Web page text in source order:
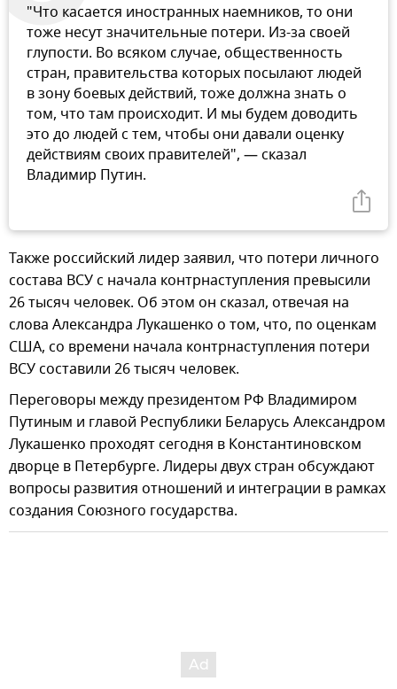
"Что касается иностранных наемников, то они
тоже несут значительные потери. Из-за своей
глупости. Во всяком случае, общественность
стран, правительства которых посылают людей
в зону боевых действий, тоже должна знать о
том, что там происходит. И мы будем доводить
это до людей с тем, чтобы они давали оценку
действиям своих правителей", — сказал
Владимир Путин.
Также российский лидер заявил, что потери личного
состава ВСУ с начала контрнаступления превысили
26 тысяч человек. Об этом он сказал, отвечая на
слова Александра Лукашенко о том, что, по оценкам
США, со времени начала контрнаступления потери
ВСУ составили 26 тысяч человек.
Переговоры между президентом РФ Владимиром
Путиным и главой Республики Беларусь Александром
Лукашенко проходят сегодня в Константиновском
дворце в Петербурге. Лидеры двух стран обсуждают
вопросы развития отношений и интеграции в рамках
создания Союзного государства.